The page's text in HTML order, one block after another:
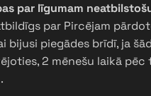
par līgumam
par Pircējam
bijusi piegādes brīdī, ja
2 mēnešu laikā
.